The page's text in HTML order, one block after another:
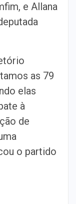
e Allana
as 79
elas
à
de
o partido